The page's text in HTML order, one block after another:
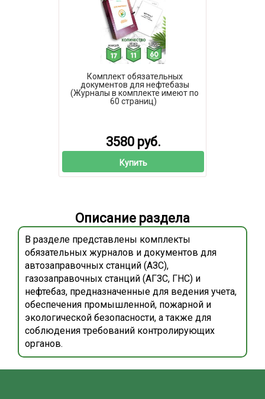
Комплект обязательных
документов для нефтебазы
(Журналы в комплекте имеют по
60 страниц)
3580 руб.
Купить
Описание раздела
В разделе представлены комплекты
обязательных журналов и документов для
автозаправочных станций (АЗС),
газозаправочных станций (АГЗС, ГНС) и
нефтебаз, предназначенные для ведения учета,
обеспечения промышленной, пожарной и
экологической безопасности, а также для
соблюдения требований контролирующих
органов.